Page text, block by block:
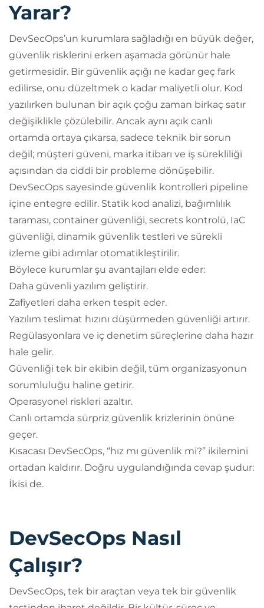
Yarar?
DevSecOps’un kurumlara sağladığı en büyük değer,
güvenlik risklerini erken aşamada görünür hale
getirmesidir. Bir güvenlik açığı ne kadar geç fark
edilirse, onu düzeltmek o kadar maliyetli olur. Kod
yazılırken bulunan bir açık çoğu zaman birkaç satır
değişiklikle çözülebilir. Ancak aynı açık canlı
ortamda ortaya çıkarsa, sadece teknik bir sorun
değil; müşteri güveni, marka itibarı ve iş sürekliliği
açısından da ciddi bir probleme dönüşebilir.
DevSecOps sayesinde güvenlik kontrolleri pipeline
içine entegre edilir. Statik kod analizi, bağımlılık
taraması, container güvenliği, secrets kontrolü, IaC
güvenliği, dinamik güvenlik testleri ve sürekli
izleme gibi adımlar otomatikleştirilir.
Böylece kurumlar şu avantajları elde eder:
Daha güvenli yazılım geliştirir.
Zafiyetleri daha erken tespit eder.
Yazılım teslimat hızını düşürmeden güvenliği artırır.
Regülasyonlara ve iç denetim süreçlerine daha hazır
hale gelir.
Güvenliği tek bir ekibin değil, tüm organizasyonun
sorumluluğu haline getirir.
Operasyonel riskleri azaltır.
Canlı ortamda sürpriz güvenlik krizlerinin önüne
geçer.
Kısacası DevSecOps, “hız mı güvenlik mi?” ikilemini
ortadan kaldırır. Doğru uygulandığında cevap şudur:
İkisi de.
DevSecOps Nasıl
Çalışır?
DevSecOps, tek bir araçtan veya tek bir güvenlik